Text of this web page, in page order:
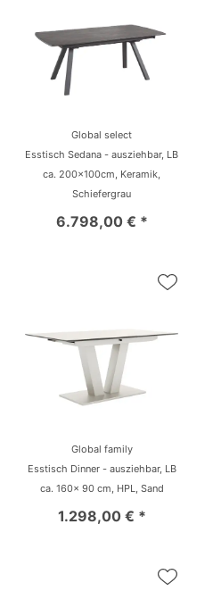
Global select
Esstisch Sedana - ausziehbar, LB
ca. 200x100cm, Keramik,
Schiefergrau
6.798,00 € *
Global family
Esstisch Dinner - ausziehbar, LB
ca. 160x 90 cm, HPL, Sand
1.298,00 € *